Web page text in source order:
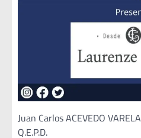
Juan Carlos ACEVEDO VARELA
Q.E.P.D.